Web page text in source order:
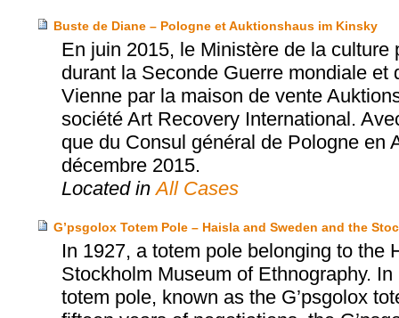
Buste de Diane – Pologne et Auktionshaus im Kinsky
En juin 2015, le Ministère de la culture
durant la Seconde Guerre mondiale
Vienne par la maison de vente
société Art Recovery International.
que du Consul général de Pologne en
décembre 2015.
Located inAll Cases
G’psgolox Totem Pole – Haisla and Sweden and the
In 1927, a totem pole belonging to the
Stockholm Museum of Ethnography.
totem pole, known as the G’psgolox